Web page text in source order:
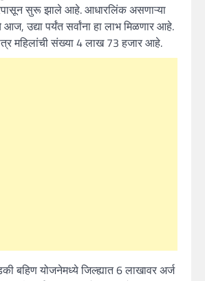
सुरू झाले आहे. आधारलिंक असणाऱ्या
आज, उद्या पर्यंत सर्वांना हा लाभ मिळणार आहे.
महिलांची संख्या 4 लाख 73 हजार आहे.
बहिण योजनेमध्ये जिल्ह्यात 6 लाखावर अर्ज